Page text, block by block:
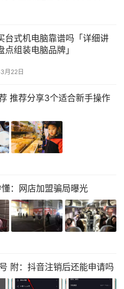
呗分期省吃俭用的时候？ ——你有
路上摸爬滚打～踩了不少坑跌了不
台式机电脑靠谱吗「详细讲
点组装电脑品牌」
月22日
推荐分享3个适合新手操作
：网店加盟骗局曝光
附：抖音注销后还能申请吗